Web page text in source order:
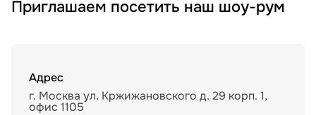
Приглашаем посетить наш шоу-рум
Адрес
г. Москва ул. Кржижановского д. 29 корп. 1,
офис 1105